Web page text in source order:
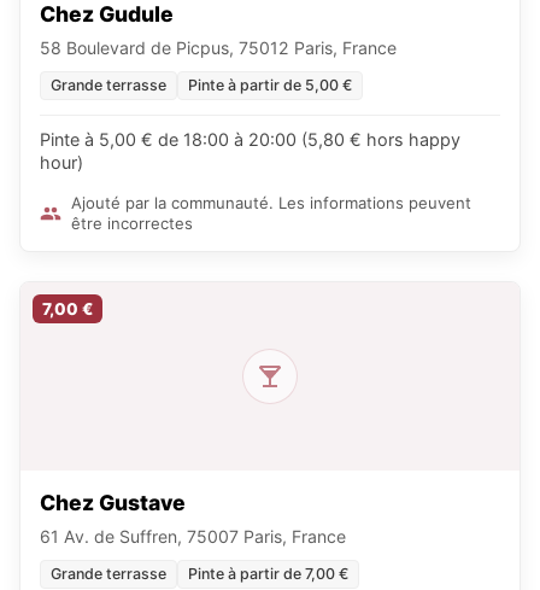
Chez Gudule
58 Boulevard de Picpus, 75012 Paris, France
Grande terrasse Pinte à partir de 5,00 €
Pinte à 5,00 € de 18:00 à 20:00 (5,80 € hors happy
hour)
Ajouté par la communauté. Les informations peuvent
être incorrectes
7,00 €
Chez Gustave
61 Av. de Suffren, 75007 Paris, France
Grande terrasse Pinte à partir de 7,00 €